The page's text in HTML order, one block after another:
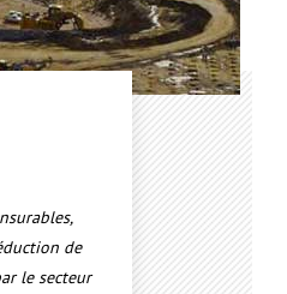
de
le secteur